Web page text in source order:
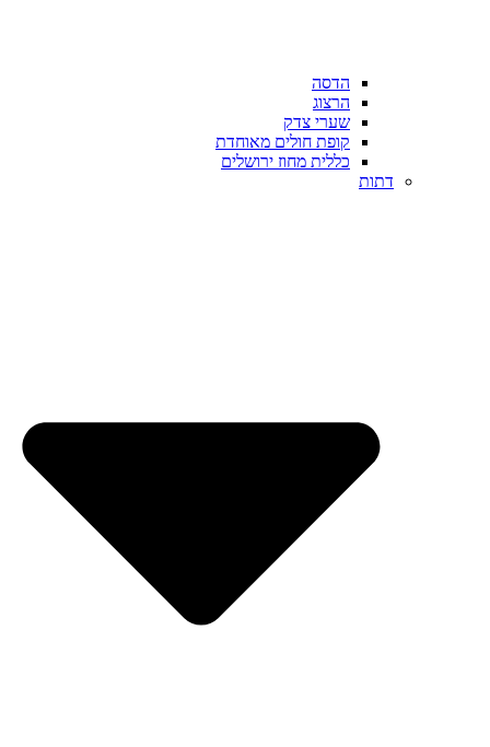
הדסה
הרצוג
שערי צדק
קופת חולים מאוחדת
כללית מחוז ירושלים
דתות